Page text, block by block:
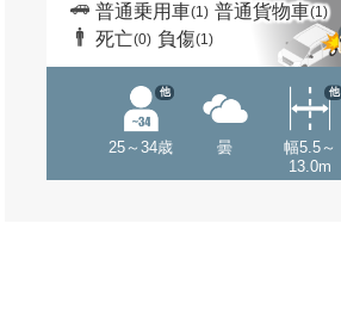
普通乗用車(1) 普通貨物車(1)
死亡(0) 負傷(1)
25～34歳
他
曇
幅5.5～
13.0m
他